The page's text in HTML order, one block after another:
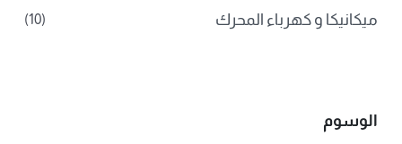
ميكانيكا و كهرباء المحرك (10)
الوسوم